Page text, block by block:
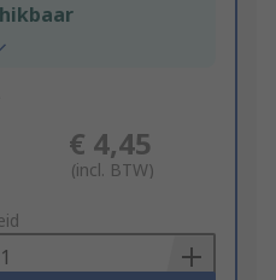
€ 4,45
(incl. BTW)